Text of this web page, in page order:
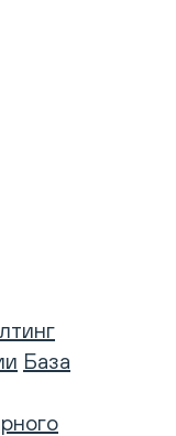
База